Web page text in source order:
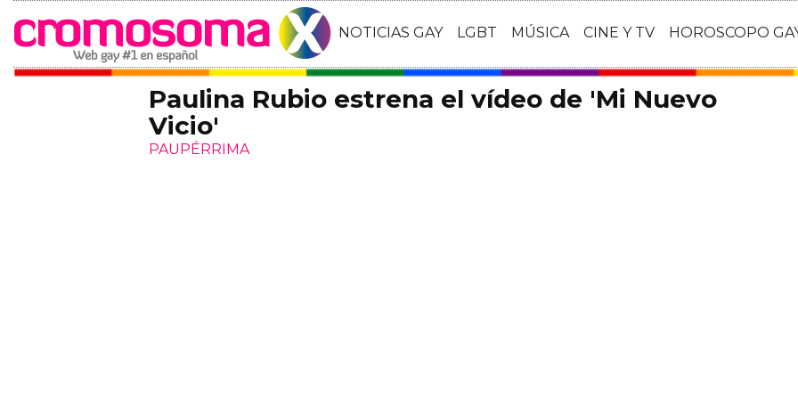
NOTICIAS GAY LGBT MÚSICA CINE Y TV HOROSCOPO
Paulina Rubio estrena el vídeo de 'Mi Nuevo
Vicio'
PAUPÉRRIMA